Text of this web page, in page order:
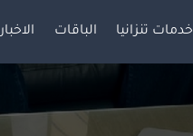
خدمات تنزانيا الباقات الاخبار